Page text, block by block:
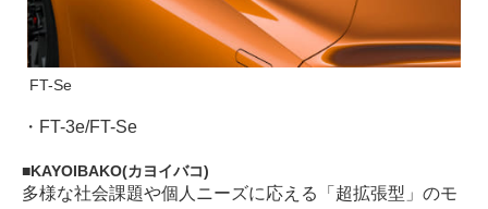
FT-Se
・ FT-3e/FT-Se
KAYOIBAKO(カヨイバコ)
多様な社会課題や個人ニーズに応える「超拡張型」のモ